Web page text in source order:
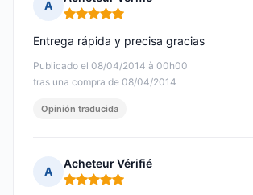
A
Nota: 5 de 5
Publicado el 08/04/2014 à 00h00
tras una compra de 08/04/2014
Entrega rápida y precisa gracias
Opinión traducida
A
Acheteur Vérifié
Nota: 5 de 5